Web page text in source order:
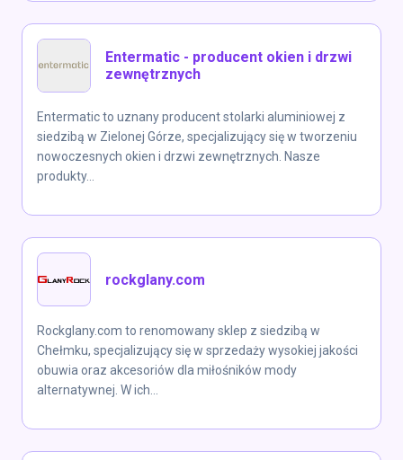
Entermatic - producent okien i drzwi
zewnętrznych
Entermatic to uznany producent stolarki aluminiowej z
siedzibą w Zielonej Górze, specjalizujący się w tworzeniu
nowoczesnych okien i drzwi zewnętrznych. Nasze
produkty...
rockglany.com
Rockglany.com to renomowany sklep z siedzibą w
Chełmku, specjalizujący się w sprzedaży wysokiej jakości
obuwia oraz akcesoriów dla miłośników mody
alternatywnej. W ich...